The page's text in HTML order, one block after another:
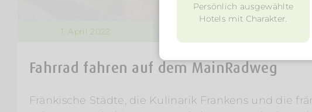
1. April 2022
Fahrrad fahren auf dem MainRadweg
Fränkische Städte, die Kulinarik Frankens und die
Persönlich ausgewählte
Hotels mit Charakter.